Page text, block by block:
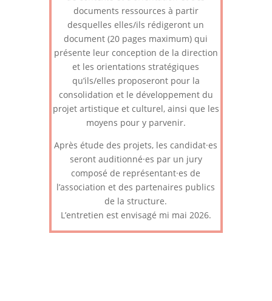
documents ressources à partir
desquelles elles/ils rédigeront un
document (20 pages maximum) qui
présente leur conception de la direction
et les orientations stratégiques
qu’ils/elles proposeront pour la
consolidation et le développement du
projet artistique et culturel, ainsi que les
moyens pour y parvenir.
Après étude des projets, les candidat·es
seront auditionné·es par un jury
composé de représentant·es de
l’association et des partenaires publics
de la structure.
L’entretien est envisagé mi mai 2026.